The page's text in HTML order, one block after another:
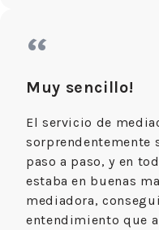
“
Muy sencillo!
El servicio de
sorprendentemente
paso a paso, y en
estaba en buenas
mediadora,
entendimiento que